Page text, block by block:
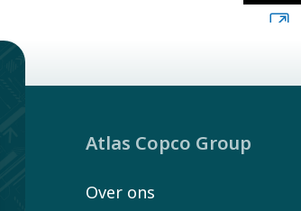
Atlas Copco Group
Over ons